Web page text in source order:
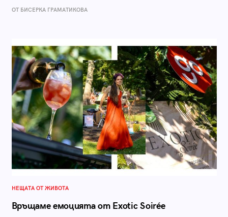
ОТ БИСЕРКА ГРАМАТИКОВА
НЕЩАТА ОТ ЖИВОТА
Връщаме емоцията от Exotic Soirée